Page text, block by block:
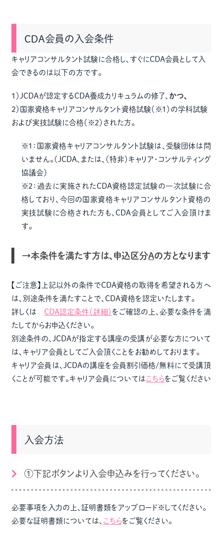
CDA会員の入会条件
キャリアコンサルタント試験に合格し、すぐにCDA会員として入
会できるのは以下の方です。
1）JCDAが認定するCDA養成カリキュラムの修了、 かつ、
2）国家資格キャリアコンサルタント資格試験（※1）の学科試験
および実技試験に合格（※2）された方。
※1：国家資格キャリアコンサルタント試験は、受験団体は問
いません。（JCDA、または、（特非）キャリア・コンサルティング
協議会）
※2：過去に実施されたCDA資格認定試験の一次試験に合
格しており、今回の国家資格キャリアコンサルタント資格の
実技試験に合格された方も、CDA会員としてご入会頂けま
す。
→本条件を満たす方は、申込区分Aの方となります
【ご注意】上記以外の条件でCDA資格の取得を希望される方へ
は、別途条件を満たすことで、CDA資格を認定いたします。
詳しくは CDA認定条件（詳細） をご確認の上、必要な条件を満
たしてからお申込ください。
別途条件の、JCDAが指定する講座の受講が必要な方について
は、キャリア会員としてご入会頂くことをお勧めしております。
キャリア会員は、JCDAの講座を会員割引価格/無料にて受講頂
くことが可能です。キャリア会員についてはこちらをご覧ください
入会方法
①下記ボタンより入会申込みを行ってください。
必要事項を入力の上、証明書類をアップロード※してください。
必要な証明書類については、 こちらをご覧ください。